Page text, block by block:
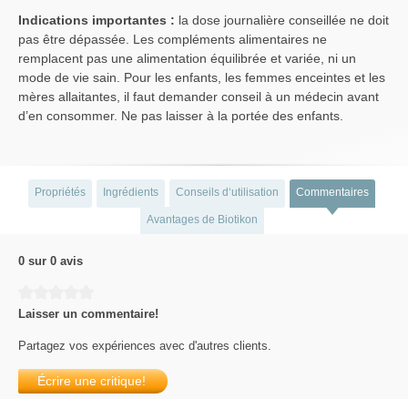
Indications importantes : la dose journalière conseillée ne doit
pas être dépassée. Les compléments alimentaires ne
remplacent pas une alimentation équilibrée et variée, ni un
mode de vie sain. Pour les enfants, les femmes enceintes et les
mères allaitantes, il faut demander conseil à un médecin avant
d’en consommer. Ne pas laisser à la portée des enfants.
Propriétés Ingrédients Conseils d‘utilisation Commentaires
Avantages de Biotikon
0 sur 0 avis
Laisser un commentaire!
Partagez vos expériences avec d'autres clients.
Écrire une critique!